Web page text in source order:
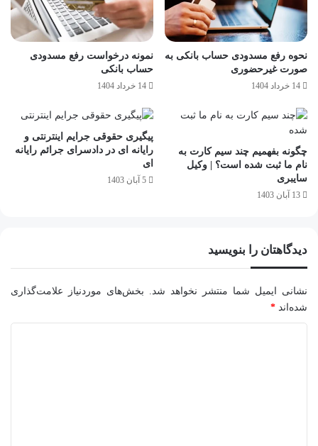
نحوه رفع مسدودی حساب بانکی به
صورت غیرحضوری
14 خرداد 1404
نمونه درخواست رفع مسدودی
حساب بانکی
14 خرداد 1404
چگونه بفهمیم چند سیم کارت به
نام ما ثبت شده است؟ | وکیل
سایبری
13 آبان 1403
پیگیری حقوقی جرایم اینترنتی و
رایانه ای در دادسرای جرائم رایانه
ای
5 آبان 1403
دیدگاهتان را بنویسید
نشانی ایمیل شما منتشر نخواهد شد.
بخش‌های موردنیاز علامت‌گذاری
شده‌اند *